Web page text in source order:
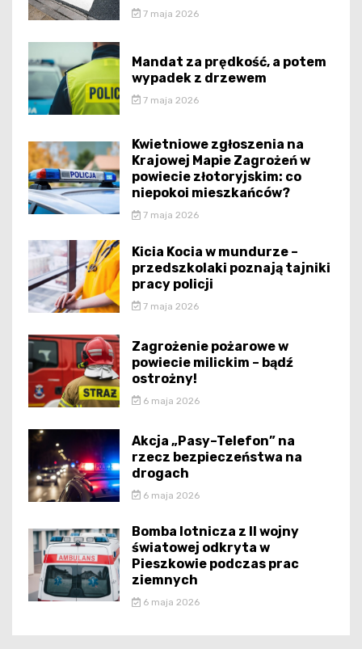
7 maja 2026
Mandat za prędkość, a potem
wypadek z drzewem
7 maja 2026
Kwietniowe zgłoszenia na
Krajowej Mapie Zagrożeń w
powiecie złotoryjskim: co
niepokoi mieszkańców?
7 maja 2026
Kicia Kocia w mundurze –
przedszkolaki poznają tajniki
pracy policji
7 maja 2026
Zagrożenie pożarowe w
powiecie milickim – bądź
ostrożny!
6 maja 2026
Akcja „Pasy–Telefon” na
rzecz bezpieczeństwa na
drogach
6 maja 2026
Bomba lotnicza z II wojny
światowej odkryta w
Pieszkowie podczas prac
ziemnych
6 maja 2026